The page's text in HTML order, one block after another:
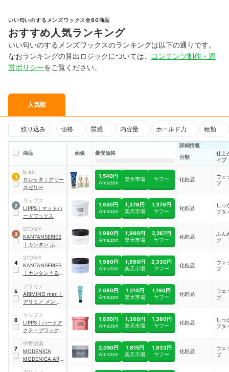
いい匂いのするメンズワックス全80商品
おすすめ人気ランキング
いい匂いのするメンズワックスのランキングは以下の通りです。
なおランキングの算出ロジックについては、
コンテンツ制作・運
営ポリシーをご覧ください。
人気順
絞り込み 価格 質感 内容量 ホールド力 種類
商品 画像 最安価格
詳細情報
分類
仕上
イプ
1
b-ex
ロレッタ ｜ グリー
スゼリー
1,540円
Amazon
楽天市場 ヤフー 化粧品
ウェ
プ
2
リップス
LIPPS ｜ マットハ
ードワックス
1,650円
Amazon
1,376円
楽天市場
1,376円
ヤフー
化粧品
しっ
プタ
3
STORiiY
KANTANSERIES
｜ カンタン ふわも
1,980円
Amazon
1,980円
楽天市場
2,267円
ヤフー
化粧品
ふん
プ
4
STORiiY
KANTANSERIES
｜ カンタンうるつ
1,980円
Amazon
1,980円
楽天市場
2,330円
ヤフー
化粧品
ウェ
プ
5
アリミノ
ARIMINO men ｜
アリミノ メン フ
ース
2,680円
Amazon
1,213円
楽天市場
1,190円
ヤフー
化粧品
ウェ
プ
6
リップス
LIPPS ｜ ハードア
クティブワックス
1,650円
Amazon
1,360円
楽天市場
1,360円
ヤフー
化粧品
しっ
プタ
7
中野製薬
MODENICA
MODENICA ART
2,050円
Amazon
1,815円
楽天市場
1,833円
ヤフー
化粧品
ウェ
プ